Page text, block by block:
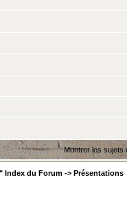
Montrer les sujets
Index du Forum -> Présentations